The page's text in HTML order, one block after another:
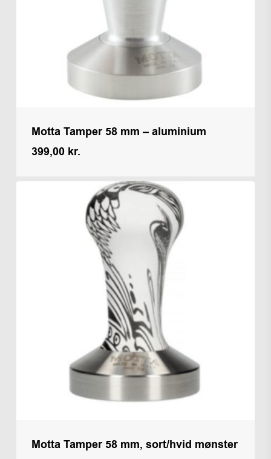
Motta Tamper 58 mm – aluminium
399,00 kr.
Motta Tamper 58 mm, sort/hvid mønster